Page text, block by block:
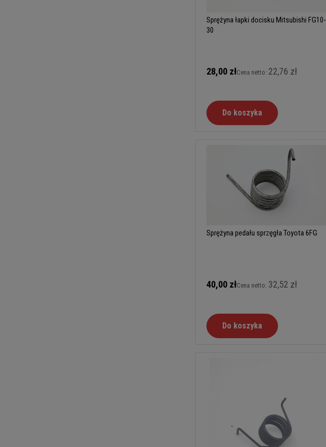
Sprężyna łapki docisku Mitsubishi FG10-
30
28,00 złCena netto: 22,76 zł
Do koszyka
Sprężyna pedału sprzęgła Toyota 6FG
40,00 złCena netto: 32,52 zł
Do koszyka